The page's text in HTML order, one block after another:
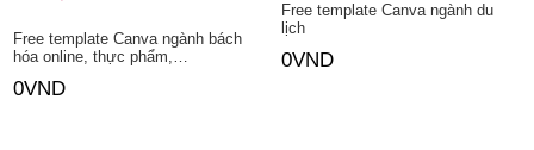
Free template Canva ngành bách
hóa online, thực phẩm,…
0VND
Free template Canva ngành du
lịch
0VND